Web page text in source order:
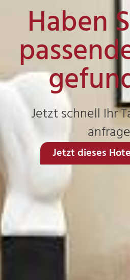
Haben
Jetzt schnell Ihr
Jetzt dieses